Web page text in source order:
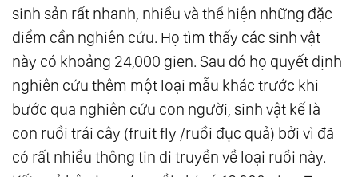
sinh sản rất nhanh, nhiều và thể hiện những đặc
điểm cần nghiên cứu. Họ tìm thấy các sinh vật
này có khoảng 24,000 gien. Sau đó họ quyết định
nghiên cứu thêm một loại mẫu khác trước khi
bước qua nghiên cứu con người, sinh vật kế là
con ruồi trái cây (fruit fly /ruồi đục quả) bởi vì đã
có rất nhiều thông tin di truyền về loại ruồi này.